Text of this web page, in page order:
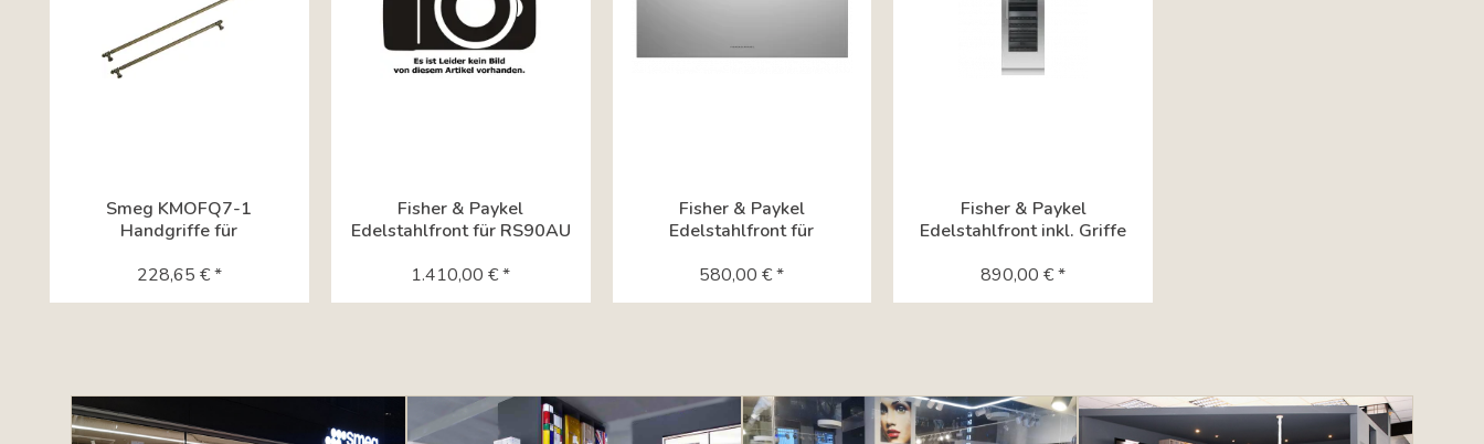
Smeg KMOFQ7-1
Handgriffe für
im...
228,65 € *
Fisher & Paykel
Edelstahlfront für RS90AU
1.410,00 € *
Fisher & Paykel
Edelstahlfront für
RB90S64MKIW
580,00 € *
Fisher & Paykel
Edelstahlfront inkl. Griffe
890,00 € *